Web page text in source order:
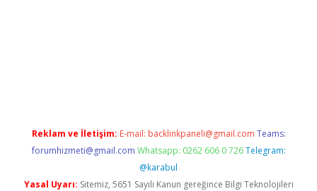
Reklam ve İletişim: E-mail: backlinkpaneli@gmail.com Teams:
forumhizmeti@gmail.com Whatsapp: 0262 606 0 726 Telegram:
@karabul
Yasal Uyarı: Sitemiz, 5651 Sayılı Kanun gereğince Bilgi Teknolojileri